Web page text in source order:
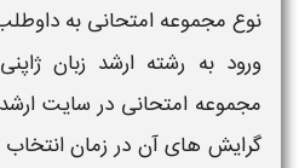
نوع مجموعه امتحانی به
ورود به رشته ارشد زبان ژاپنی
مجموعه امتحانی در سایت
گرایش هایآن در زمان